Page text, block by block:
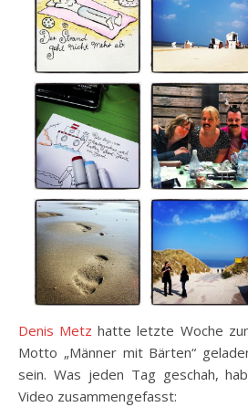
Denis Metz hatte letzte Woche
Motto „Männer mit Bärten“
sein. Was jeden Tag geschah,
Video zusammengefasst: